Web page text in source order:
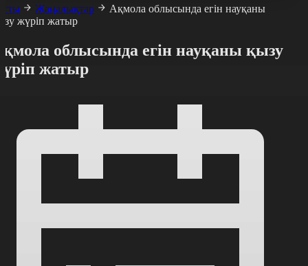
Жаңалықтар
Ақмола облысында егін науқаны
жүріп жатыр
облысында егін науқаны қызу
жатыр